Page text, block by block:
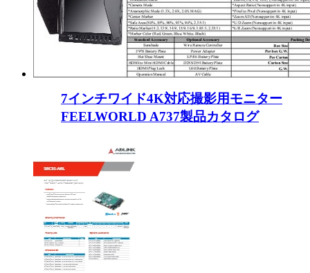
7インチワイド4K対応撮影用モニター
FEELWORLD A737製品カタログ